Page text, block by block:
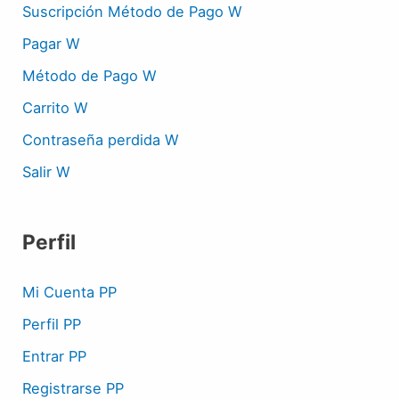
Suscripción Método de Pago W
Pagar W
Método de Pago W
Carrito W
Contraseña perdida W
Salir W
Perfil
Mi Cuenta PP
Perfil PP
Entrar PP
Registrarse PP